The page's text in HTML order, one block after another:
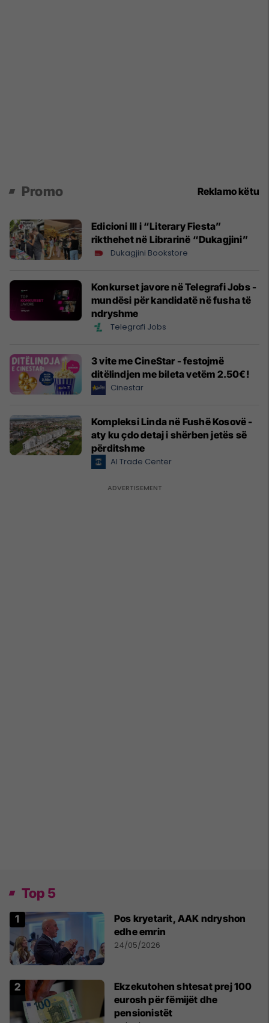
Promo Reklamo këtu
Edicioni III i “Literary Fiesta”
rikthehet në Librarinë “Dukagjini”
Dukagjini Bookstore
Konkurset javore në Telegrafi Jobs -
mundësi për kandidatë në fusha të
ndryshme
Telegrafi Jobs
3 vite me CineStar - festojmë
ditëlindjen me bileta vetëm 2.50€!
Cinestar
Kompleksi Linda në Fushë Kosovë -
aty ku çdo detaj i shërben jetës së
përditshme
Al Trade Center
Top 5
Pos kryetarit, AAK ndryshon
edhe emrin
24/05/2026
Ekzekutohen shtesat prej 100
eurosh për fëmijët dhe
pensionistët